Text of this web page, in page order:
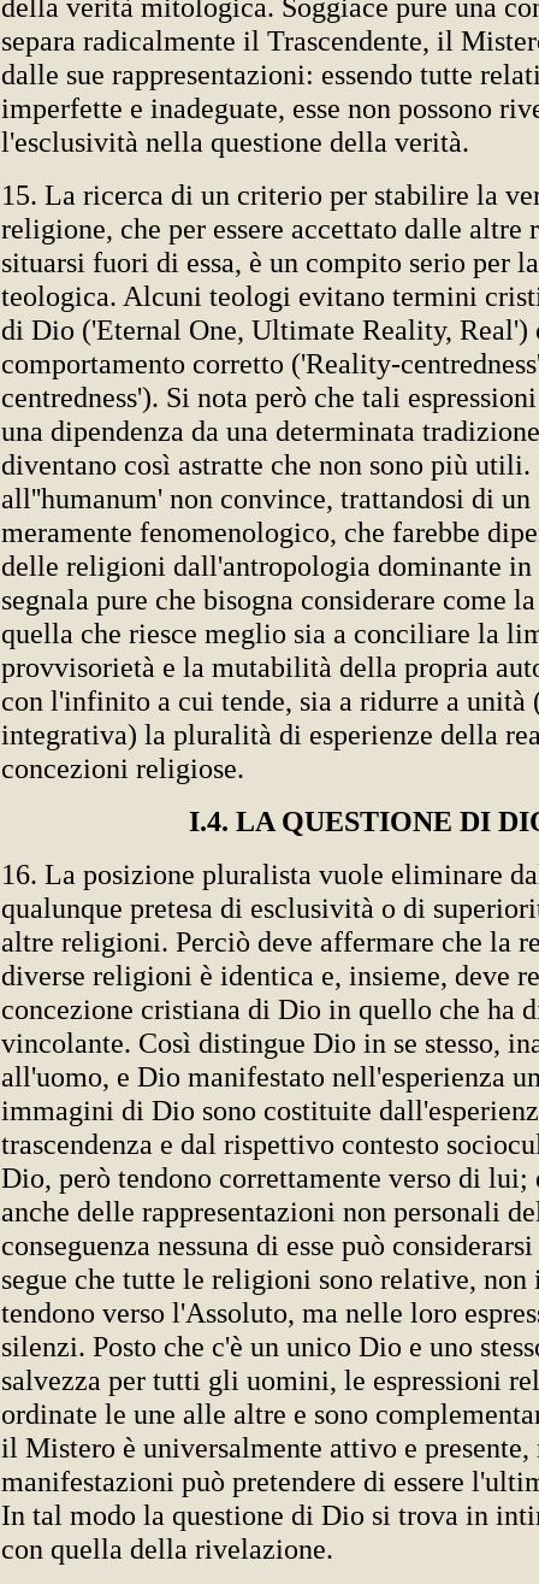
della verità mitologica. Soggiace pure una
separa radicalmente il Trascendente, il
dalle sue rappresentazioni: essendo tutte
imperfette e inadeguate, esse non possono
l'esclusività nella questione della verità.
15. La ricerca di un criterio per stabilire la
religione, che per essere accettato dalle altre
situarsi fuori di essa, è un compito serio per
teologica. Alcuni teologi evitano termini
di Dio ('Eternal One, Ultimate Reality, Real')
comportamento corretto ('Reality-
centredness'). Si nota però che tali
una dipendenza da una determinata
diventano così astratte che non sono più
all''humanum' non convince, trattandosi di
meramente fenomenologico, che farebbe
delle religioni dall'antropologia dominante in
segnala pure che bisogna considerare come
quella che riesce meglio sia a conciliare la
provvisorietà e la mutabilità della propria
con l'infinito a cui tende, sia a ridurre a unità
integrativa) la pluralità di esperienze della
concezioni religiose.
I.4. LA QUESTIONE DI
16. La posizione pluralista vuole eliminare
qualunque pretesa di esclusività o di
altre religioni. Perciò deve affermare che la
diverse religioni è identica e, insieme, deve
concezione cristiana di Dio in quello che ha
vincolante. Così distingue Dio in se stesso,
all'uomo, e Dio manifestato nell'esperienza
immagini di Dio sono costituite
trascendenza e dal rispettivo contesto
Dio, però tendono correttamente verso di lui;
anche delle rappresentazioni non personali
conseguenza nessuna di esse può
segue che tutte le religioni sono relative, non
tendono verso l'Assoluto, ma nelle loro
silenzi. Posto che c'è un unico Dio e uno
salvezza per tutti gli uomini, le espressioni
ordinate le une alle altre e sono
il Mistero è universalmente attivo e presente,
manifestazioni può pretendere di essere
In tal modo la questione di Dio si trova in
con quella della rivelazione.